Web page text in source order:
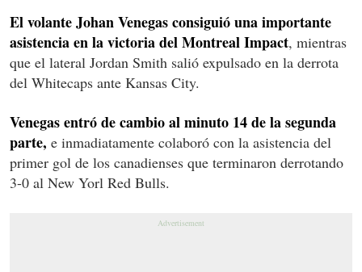
El volante Johan Venegas consiguió una importante
asistencia en la victoria del Montreal Impact, mientras
que el lateral Jordan Smith salió expulsado en la derrota
del Whitecaps ante Kansas City.
Venegas entró de cambio al minuto 14 de la segunda
parte, e inmadiatamente colaboró con la asistencia del
primer gol de los canadienses que terminaron derrotando
3-0 al New Yorl Red Bulls.